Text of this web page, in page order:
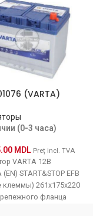
(VARTA)
(0-3 часа)
MDL Preț incl. TVA
VARTA 12В
START&STOP EFB
клеммы) 261x175x220
фланца